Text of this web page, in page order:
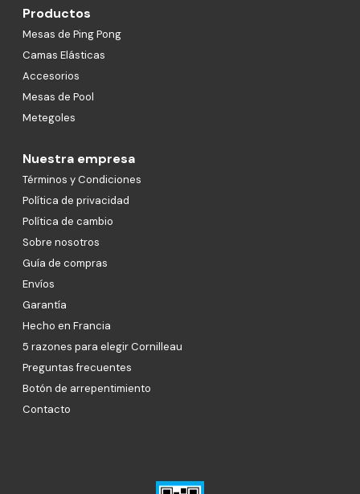
Productos
Mesas de Ping Pong
Camas Elásticas
Accesorios
Mesas de Pool
Metegoles
Nuestra empresa
Términos y Condiciones
Política de privacidad
Política de cambio
Sobre nosotros
Guía de compras
Envíos
Garantía
Hecho en Francia
5 razones para elegir Cornilleau
Preguntas frecuentes
Botón de arrepentimiento
Contacto